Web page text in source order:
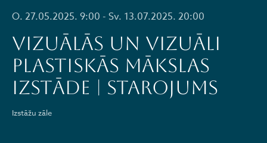
O. 27.05.2025. 9:00 - Sv. 13.07.2025. 20:00
Vizuālās un vizuāli
plastiskās mākslas
izstāde | StaroJums
Izstāžu zāle